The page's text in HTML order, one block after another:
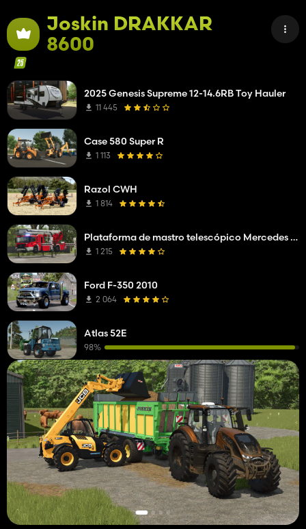
Joskin DRAKKAR
8600
2025 Genesis Supreme 12-14.6RB Toy Hauler
11 445
Case 580 Super R
1 113
Razol CWH
1 814
Plataforma de mastro telescópico Mercedes Benz Econic WISS
1 215
Ford F-350 2010
2 064
Atlas 52E
98%